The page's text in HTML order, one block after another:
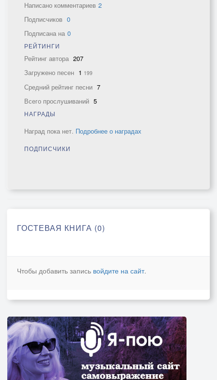
Написано комментариев 2
Подписчиков 0
Подписана на 0
РЕЙТИНГИ
Рейтинг автора 207
Загружено песен 1 199
Средний рейтинг песни 7
Всего прослушиваний 5
НАГРАДЫ
Наград пока нет. Подробнее о наградах
ПОДПИСЧИКИ
ГОСТЕВАЯ КНИГА (0)
Чтобы добавить запись войдите на сайт.